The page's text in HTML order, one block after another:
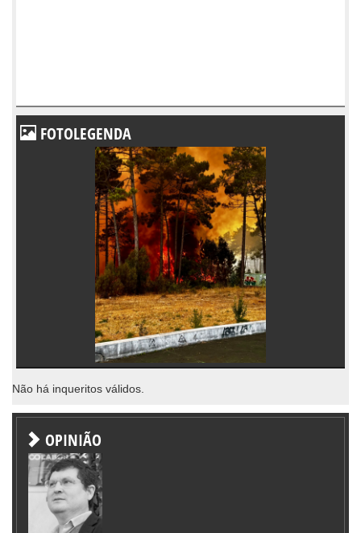
FOTOLEGENDA
Não há inqueritos válidos.
OPINIÃO